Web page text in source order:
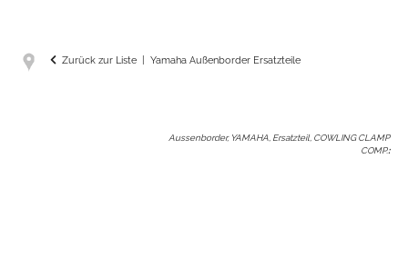
Zurück zur Liste Yamaha Außenborder Ersatzteile
Aussenborder, YAMAHA, Ersatzteil, COWLING CLAMP
COMP.: